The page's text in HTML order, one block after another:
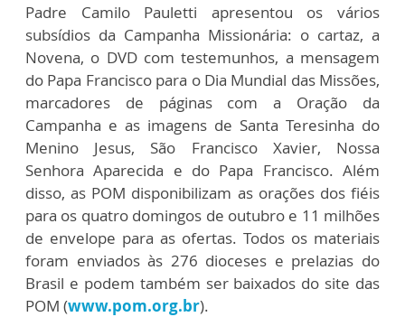
Padre Camilo Pauletti apresentou os vários
subsídios da Campanha Missionária: o cartaz, a
Novena, o DVD com testemunhos, a mensagem
do Papa Francisco para o Dia Mundial das Missões,
marcadores de páginas com a Oração da
Campanha e as imagens de Santa Teresinha do
Menino Jesus, São Francisco Xavier, Nossa
Senhora Aparecida e do Papa Francisco. Além
disso, as POM disponibilizam as orações dos fiéis
para os quatro domingos de outubro e 11 milhões
de envelope para as ofertas. Todos os materiais
foram enviados às 276 dioceses e prelazias do
Brasil e podem também ser baixados do site das
POM (www.pom.org.br).